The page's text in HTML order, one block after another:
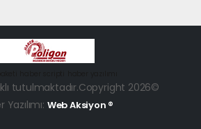
tutulmaktadır.Copyright 2026©
Yazılımı: Web Aksiyon ®